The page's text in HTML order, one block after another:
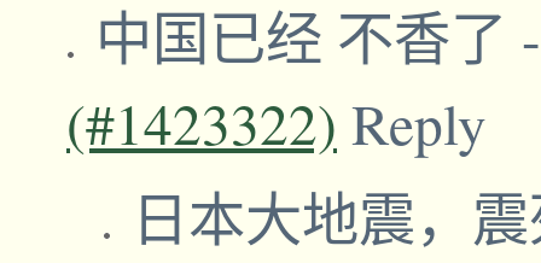
中国已经 不香了
(#1423322) Reply
日本大地震，